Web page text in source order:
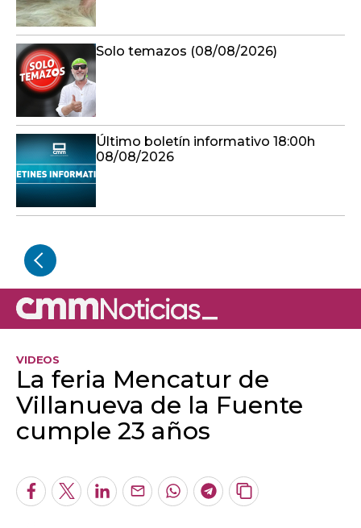
Solo temazos (08/08/2026)
Último boletín informativo 18:00h
08/08/2026
VIDEOS
La feria Mencatur de
Villanueva de la Fuente
cumple 23 años
Algo salió mal.
An error occurred, please try again later.
Facebook
TwitterLinkedInEnviarWhatsapp
Telegram
Copiar